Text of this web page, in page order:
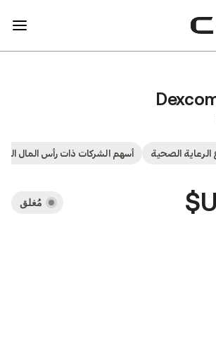
أسهم الشركات ذات رأس المال الكبير الأسهم